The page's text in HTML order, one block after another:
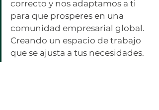
correcto y nos adaptamos a ti
para que prosperes en una
comunidad empresarial global.
Creando un espacio de trabajo
que se ajusta a tus necesidades.